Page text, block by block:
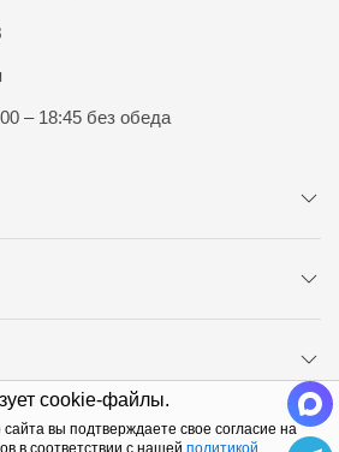
cookie-файлы.
вы подтверждаете свое согласие на
в соответствии с нашей политикой
– 18:45 без обеда